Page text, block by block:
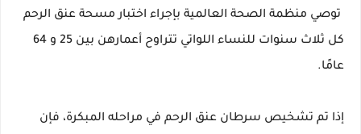
توصي منظمة الصحة العالمية بإجراء اختبار مسحة عنق الرحم
كل ثلاث سنوات للنساء اللواتي تتراوح أعمارهن بين 25 و 64
عامًا.
إذا تم تشخيص سرطان عنق الرحم في مراحله المبكرة، فإن